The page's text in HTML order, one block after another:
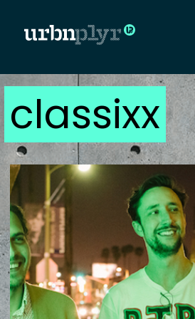
DIVAT
HIP
KULT
UTCA
classixx